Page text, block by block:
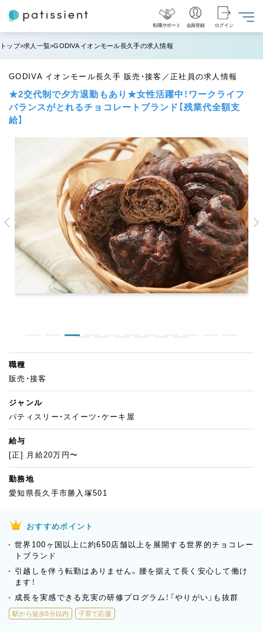
転職サポート 会員登録 ログイン
トップ 求人一覧 GODIVA イオンモール長久手の求人情報
GODIVA イオンモール長久手 販売・接客／正社員の求人情報
★2交代制で夕方退勤もあり★女性活躍中！ワークライフ
バランスがとれるチョコレートブランド【残業代全額支
給】
職種
販売・接客
ジャンル
パティスリー・スイーツ・ケーキ屋
給与
[正] 月給20万円〜
勤務地
愛知県長久手市勝入塚501
おすすめポイント
世界100ヶ国以上に約650店舗以上を展開する世界的チョコレー
トブランド
引越しを伴う転勤はありません。腰を据えて長く安心して働け
ます！
成長を実感できる充実の研修プログラム！「やりがい」も抜群
駅から徒歩5分以内 子育て応援